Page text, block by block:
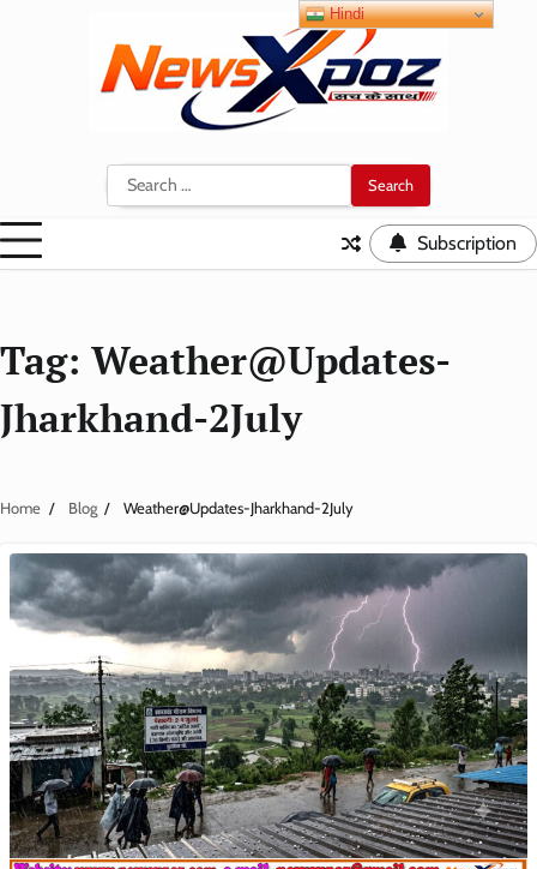
Search
for:
Subscription
Tag: Weather@Updates-
Jharkhand-2July
Home Blog Weather@Updates-Jharkhand-2July
Hindi